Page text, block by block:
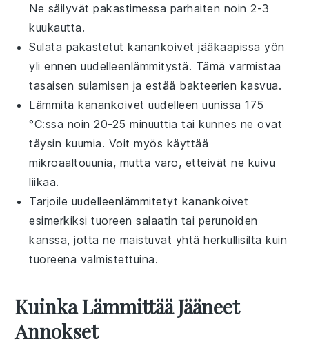
Ne säilyvät pakastimessa parhaiten noin 2-3
kuukautta.
Sulata pakastetutkanankoivet jääkaapissa yön
yli ennen uudelleenlämmitystä. Tämä varmistaa
tasaisen sulamisen ja estää bakteerien kasvua.
Lämmitäkanankoivet uudelleen uunissa 175
°C:ssa noin 20-25 minuuttia tai kunnes ne ovat
täysin kuumia. Voit myös käyttää
mikroaaltouunia, mutta varo, etteivät ne kuivu
liikaa.
Tarjoile uudelleenlämmitetyt kanankoivet
esimerkiksi tuoreensalaatin tai perunoiden
kanssa, jotta ne maistuvat yhtä herkullisilta kuin
tuoreena valmistettuina.
Kuinka Lämmittää Jääneet
Annokset